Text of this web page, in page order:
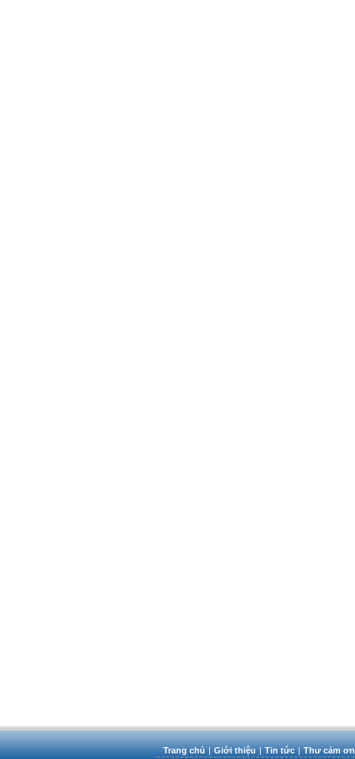
Trang chủ | Giới thiệu | Tin tức | Thư cảm ơn